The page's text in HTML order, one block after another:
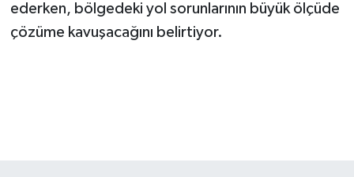
ederken, bölgedeki yol sorunlarının büyük ölçüde
çözüme kavuşacağını belirtiyor.